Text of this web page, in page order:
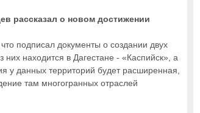
рассказал о новом достижении
подписал документы о создании двух
находится в Дагестане - «Каспийск», а
у данных территорий будет расширенная,
там многогранных отраслей